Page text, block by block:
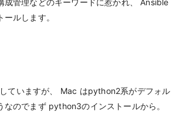
成管理などのキーワードに惹かれ、 Ansible
ルします。
ていますが、 Mac はpython2系がデフォル
なのでまず python3のインストールから。